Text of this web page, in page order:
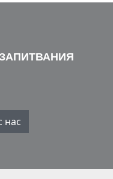
нас